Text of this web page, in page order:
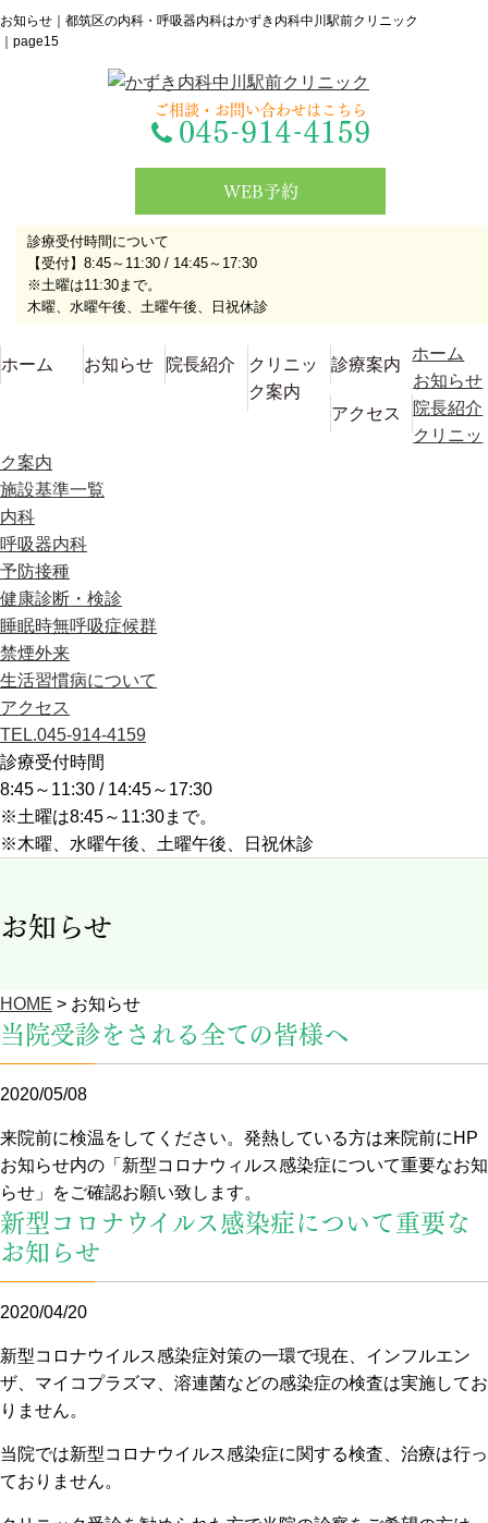
お知らせ｜都筑区の内科・呼吸器内科はかずき内科中川駅前クリニック
｜page15
ご相談・お問い合わせはこちら
WEB予約
診療受付時間について
【受付】8:45～11:30 / 14:45～17:30
※土曜は11:30まで。
木曜、水曜午後、土曜午後、日祝休診
ホーム お知らせ 院長紹介
クリニッ
ク案内
診療案内
アクセス
ホーム
お知らせ
院長紹介
クリニッ
ク案内
施設基準一覧
内科
呼吸器内科
予防接種
健康診断・検診
睡眠時無呼吸症候群
禁煙外来
生活習慣病について
アクセス
TEL.045-914-4159
診療受付時間
8:45～11:30 / 14:45～17:30
※土曜は8:45～11:30まで。
※木曜、水曜午後、土曜午後、日祝休診
お知らせ
HOME > お知らせ
当院受診をされる全ての皆様へ
2020/05/08
来院前に検温をしてください。発熱している方は来院前にHP
お知らせ内の「新型コロナウィルス感染症について重要なお知
らせ」をご確認お願い致します。
新型コロナウイルス感染症について重要な
お知らせ
2020/04/20
新型コロナウイルス感染症対策の一環で現在、インフルエン
ザ、マイコプラズマ、溶連菌などの感染症の検査は実施してお
りません。
当院では新型コロナウイルス感染症に関する検査、治療は行っ
ておりません。